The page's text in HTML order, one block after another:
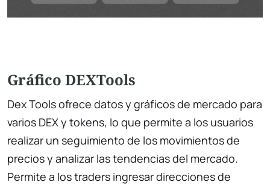
Gráfico DEXTools
Dex Toolsofrece datos y gráficos de mercado para
varios DEX y tokens, lo que permite a los usuarios
realizar un seguimiento de los movimientos de
precios y analizar las tendencias del mercado.
Permite a los traders ingresar direcciones de